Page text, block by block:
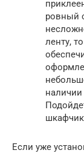
ровный
ленту,
Если уже